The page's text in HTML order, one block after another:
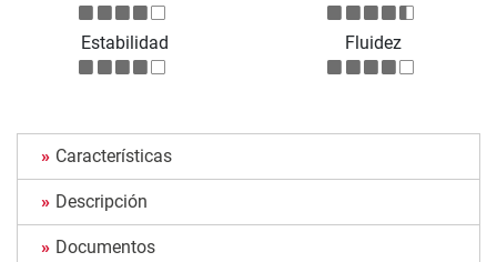
Estabilidad Fluidez
Características
Descripción
Documentos